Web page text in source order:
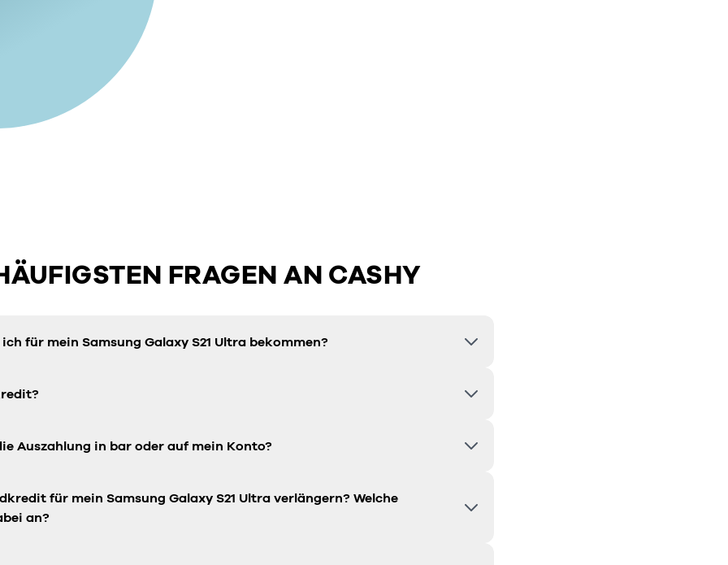
FRAGEN AN CASHY
für mein Samsung Galaxy S21 Ultra bekommen?
Auszahlung in bar oder auf mein Konto?
für mein Samsung Galaxy S21 Ultra verlängern? Welche
an?